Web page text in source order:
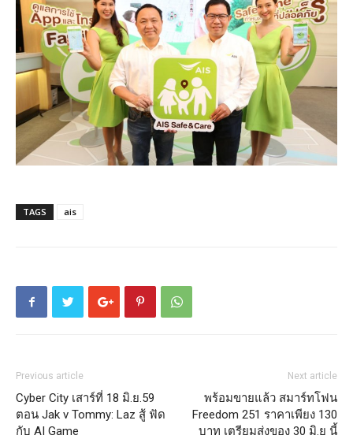
TAGS ais
Previous article
Cyber City เสาร์ที่ 18 มิ.ย.59
ตอน Jak v Tommy: Laz สู้ ฟัด
กับ AI Game
Next article
พร้อมขายแล้ว สมาร์ทโฟน
Freedom 251 ราคาเพียง 130
บาท เตรียมส่งของ 30 มิ.ย นี้